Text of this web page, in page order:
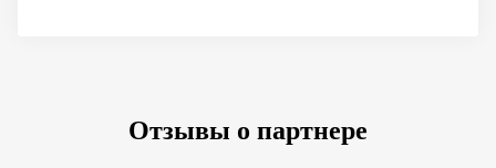
Отзывы о партнере